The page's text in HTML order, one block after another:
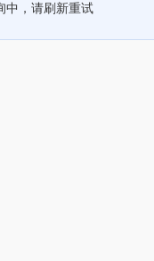
中，请刷新重试